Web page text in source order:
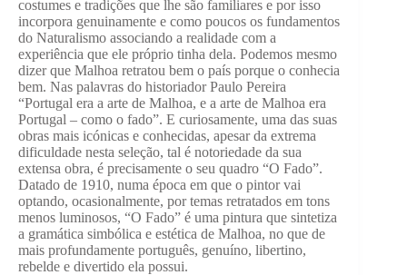
costumes e tradições que lhe são familiares e por isso
incorpora genuinamente e como poucos os fundamentos
do Naturalismo associando a realidade com a
experiência que ele próprio tinha dela. Podemos mesmo
dizer que Malhoa retratou bem o país porque o conhecia
bem. Nas palavras do historiador Paulo Pereira
“Portugal era a arte de Malhoa, e a arte de Malhoa era
Portugal – como o fado”. E curiosamente, uma das suas
obras mais icónicas e conhecidas, apesar da extrema
dificuldade nesta seleção, tal é notoriedade da sua
extensa obra, é precisamente o seu quadro “O Fado”.
Datado de 1910, numa época em que o pintor vai
optando, ocasionalmente, por temas retratados em tons
menos luminosos, “O Fado” é uma pintura que sintetiza
a gramática simbólica e estética de Malhoa, no que de
mais profundamente português, genuíno, libertino,
rebelde e divertido ela possui.